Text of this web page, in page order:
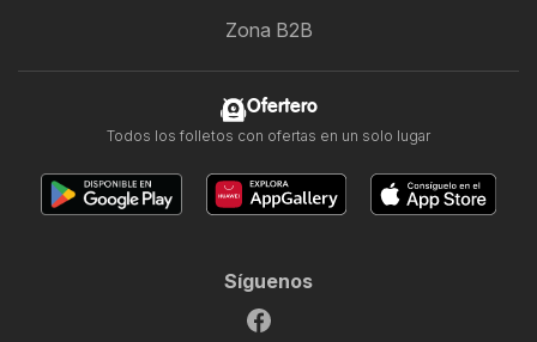
Zona B2B
Ofertero
Todos los folletos con ofertas en un solo lugar
Síguenos